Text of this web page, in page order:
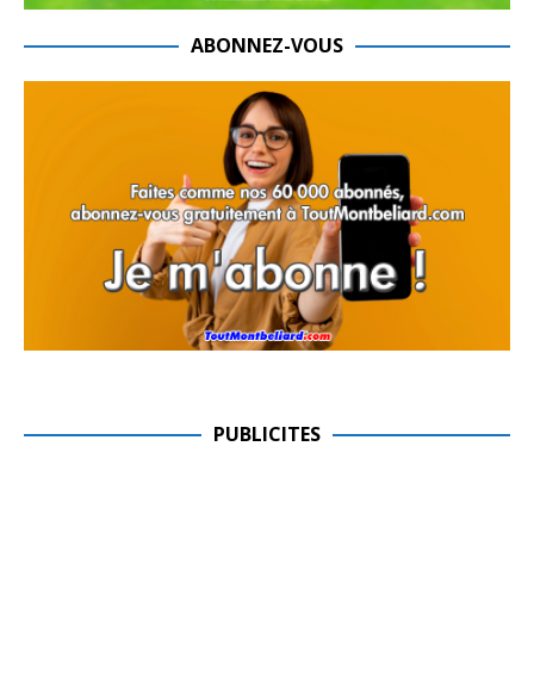
ABONNEZ-VOUS
PUBLICITES